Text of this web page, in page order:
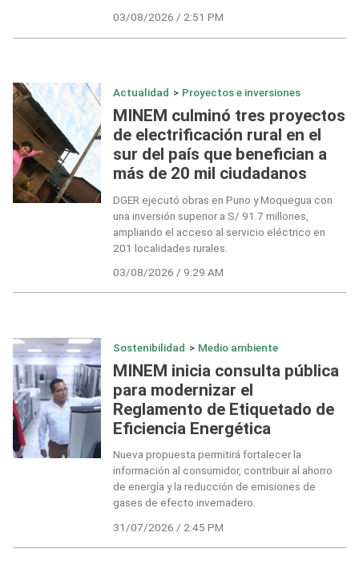
03/08/2026 / 2:51 PM
Actualidad > Proyectos e inversiones
MINEM culminó tres proyectos
de electrificación rural en el
sur del país que benefician a
más de 20 mil ciudadanos
DGER ejecutó obras en Puno y Moquegua con
una inversión superior a S/ 91.7 millones,
ampliando el acceso al servicio eléctrico en
201 localidades rurales.
03/08/2026 / 9:29 AM
Sostenibilidad > Medio ambiente
MINEM inicia consulta pública
para modernizar el
Reglamento de Etiquetado de
Eficiencia Energética
Nueva propuesta permitirá fortalecer la
información al consumidor, contribuir al ahorro
de energía y la reducción de emisiones de
gases de efecto invernadero.
31/07/2026 / 2:45 PM